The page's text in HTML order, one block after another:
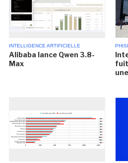
INTELLIGENCE ARTIFICIELLE
Alibaba lance Qwen 3.8-
Max